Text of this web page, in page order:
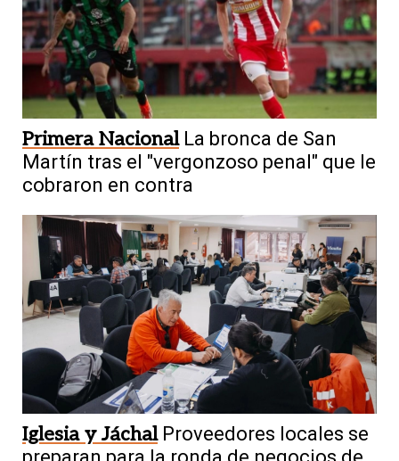
Primera Nacional La bronca de San
Martín tras el "vergonzoso penal" que le
cobraron en contra
Iglesia y Jáchal Proveedores locales se